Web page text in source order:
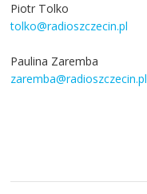
Piotr Tolko
tolko@radioszczecin.pl
Paulina Zaremba
zaremba@radioszczecin.pl